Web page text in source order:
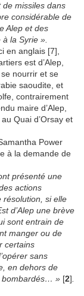
de missiles dans
considérable de
Alep et des
la Syrie ».
en anglais [7],
est d’Alep,
nourrir et se
saoudite, et
contrairement
maire d’Alep,
Quai d’Orsay et
Power
à la demande de
présenté une
actions
résolution, si elle
d’Alep une brève
sont entrain de
manger ou de
certains
sans
en dehors de
bombardés… » [2]